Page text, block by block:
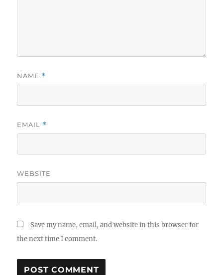
NAME *
EMAIL *
WEBSITE
Save my name, email, and website in this browser for
the next time I comment.